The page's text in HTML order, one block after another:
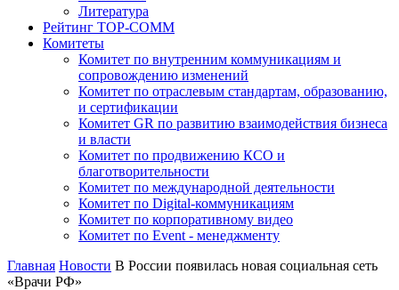
Литература
Рейтинг TOP-COMM
Комитеты
Комитет по внутренним коммуникациям и
сопровождению изменений
Комитет по отраслевым стандартам, образованию,
и сертификации
Комитет GR по развитию взаимодействия бизнеса
и власти
Комитет по продвижению КСО и
благотворительности
Комитет по международной деятельности
Комитет по Digital-коммуникациям
Комитет по корпоративному видео
Комитет по Event - менеджменту
Главная Новости В России появилась новая социальная сеть
«Врачи РФ»